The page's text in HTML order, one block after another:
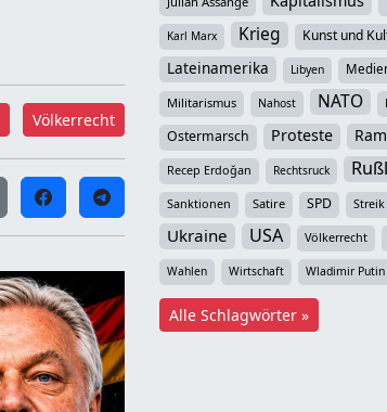
Völkerrecht
Karl Marx Krieg Kunst und
Lateinamerika Libyen
Militarismus Nahost NATO
Ostermarsch Proteste
Recep Erdoğan Rechtsruck
Sanktionen Satire SPD Streik
Ukraine USA Völkerrecht
Wahlen Wirtschaft Wladimir Putin
Alle Schlagwörter »